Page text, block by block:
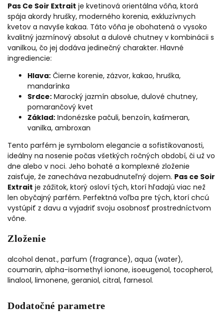
Pas Ce Soir Extrait je kvetinová orientálna vôňa, ktorá
spája akordy hrušky, moderného korenia, exkluzívnych
kvetov a navyše kakaa. Táto vôňa je obohatená o vysoko
kvalitný jazmínový absolut a dulové chutney v kombinácii s
vanilkou, čo jej dodáva jedinečný charakter. Hlavné
ingrediencie:
Hlava: Čierne korenie, zázvor, kakao, hruška,
mandarínka
Srdce: Marocký jazmín absolue, dulové chutney,
pomarančový kvet
Základ: Indonézske pačuli, benzoín, kašmeran,
vanilka, ambroxan
Tento parfém je symbolom elegancie a sofistikovanosti,
ideálny na nosenie počas všetkých ročných období, či už vo
dne alebo v noci. Jeho bohaté a komplexné zloženie
zaisťuje, že zanecháva nezabudnuteľný dojem. Pas ce Soir
Extrait je zážitok, ktorý osloví tých, ktorí hľadajú viac než
len obyčajný parfém. Perfektná voľba pre tých, ktorí chcú
vystúpiť z davu a vyjadriť svoju osobnosť prostredníctvom
vône.
Zloženie
alcohol denat., parfum (fragrance), aqua (water),
coumarin, alpha-isomethyl ionone, isoeugenol, tocopherol,
linalool, limonene, geraniol, citral, farnesol.
Dodatočné parametre